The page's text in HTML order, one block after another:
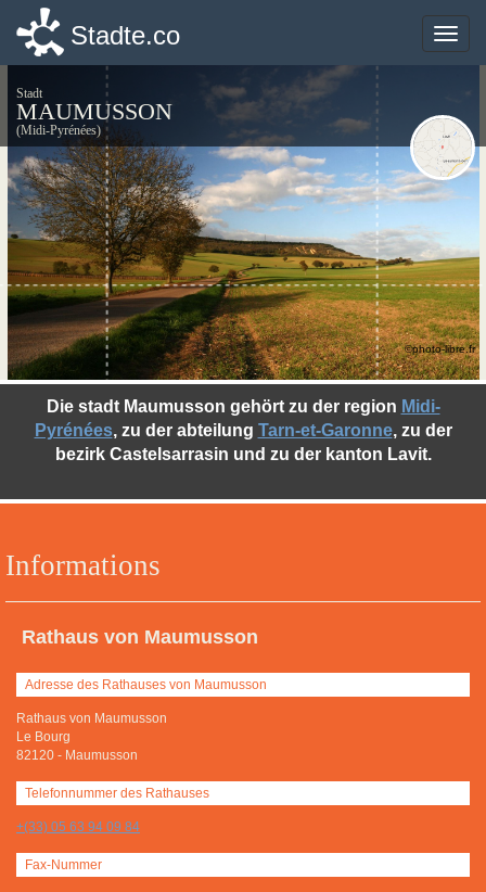
Toggle
Stadte.co
Stadt
MAUMUSSON
(Midi-Pyrénées)
Informations
Rathaus von Maumusson
Adresse des Rathauses von Maumusson
Rathaus von Maumusson
Le Bourg
82120 - Maumusson
Telefonnummer des Rathauses
+(33) 05 63 94 09 84
Fax-Nummer
Die stadt Maumusson gehört zu der region Midi-
Pyrénées, zu der abteilung Tarn-et-Garonne, zu der
bezirk Castelsarrasin und zu der kanton Lavit.
©photo-libre.fr
Toggle
Stadte.co